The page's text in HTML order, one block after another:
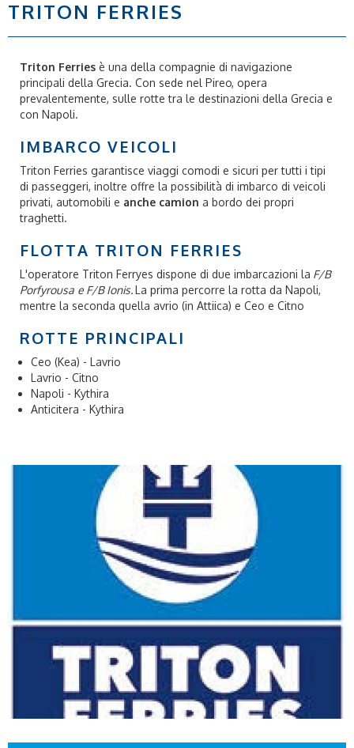
TRITON FERRIES
Triton Ferries è una della compagnie di navigazione
principali della Grecia. Con sede nel Pireo, opera
prevalentemente, sulle rotte tra le destinazioni della Grecia e
con Napoli.
IMBARCO VEICOLI
Triton Ferries garantisce viaggi comodi e sicuri per tutti i tipi
di passeggeri, inoltre offre la possibilità di imbarco di veicoli
privati, automobili e anche camion a bordo dei propri
traghetti.
FLOTTA TRITON FERRIES
L'operatore Triton Ferryes dispone di due imbarcazioni la F/B
Porfyrousa e F/B Ionis.La prima percorre la rotta da Napoli,
mentre la seconda quella avrio (in Attiica) e Ceo e Citno
ROTTE PRINCIPALI
Ceo (Kea) - Lavrio
Lavrio - Citno
Napoli - Kythira
Anticitera - Kythira